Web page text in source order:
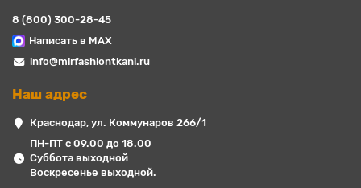
8 (800) 300-28-45
Написать в MAX
info@mirfashiontkani.ru
Наш адрес
Краснодар, ул. Коммунаров 266/1
ПН-ПТ с 09.00 до 18.00
Суббота выходной
Воскресенье выходной.